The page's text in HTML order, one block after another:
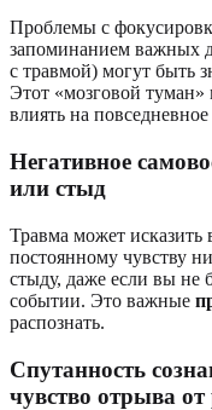
Проблемы с
запоминанием важных
с травмой) могут быть
Этот «мозговой
влиять на
Негативное
или стыд
Травма может исказить
постоянному чувству
стыду, даже если вы
событии. Это важные
распознать.
Спутанность
чувство отрыва от